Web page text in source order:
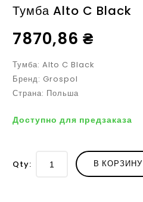
Тумба Alto C Black
7870,86 ₴
Тумба: Alto C Black
Бренд: Grospol
Страна: Польша
Доступно для предзаказа
Qty: В КОРЗИНУ